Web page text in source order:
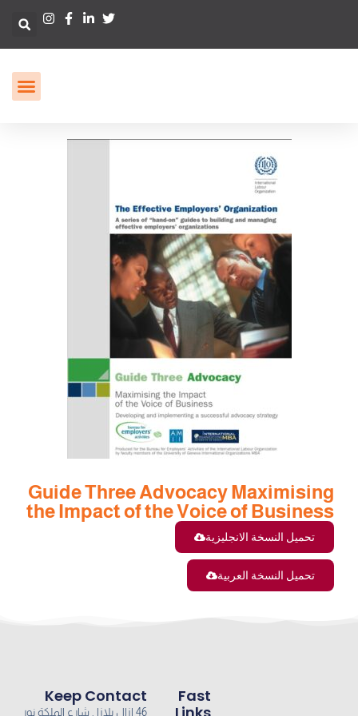
Guide Three Advocacy Maximising
the Impact of the Voice of Business
تحميل النسخة الانجليزية
تحميل النسخة العربية
Fast
Keep Contact
46 ازال بلازا , شارع الملكة نور